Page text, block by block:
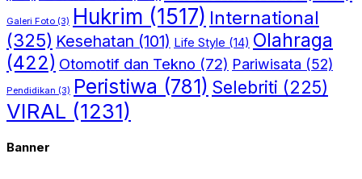
Galeri Foto (3) Hukrim (1517) International
(325) Kesehatan (101) Life Style (14) Olahraga
(422) Otomotif dan Tekno (72) Pariwisata (52)
Pendidikan (3) Peristiwa (781) Selebriti (225)
VIRAL (1231)
Banner